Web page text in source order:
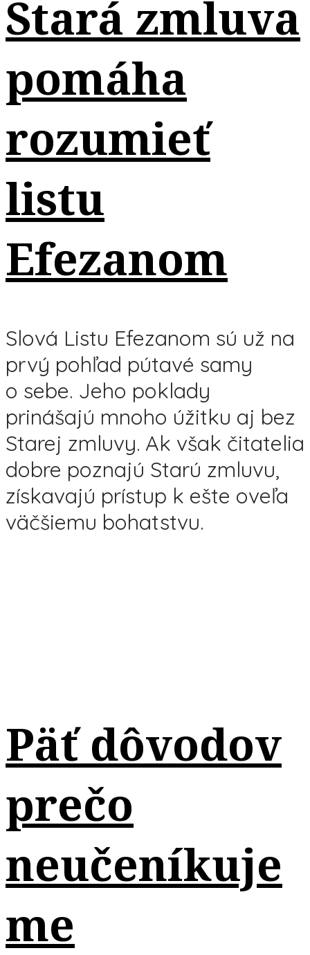
Stará zmluva
pomáha
rozumieť
listu
Efezanom
Slová Listu Efezanom sú už na
prvý pohľad pútavé samy
o sebe. Jeho poklady
prinášajú mnoho úžitku aj bez
Starej zmluvy. Ak však čitatelia
dobre poznajú Starú zmluvu,
získavajú prístup k ešte oveľa
väčšiemu bohatstvu.
Päť dôvodov
prečo
neučeníkuje
me